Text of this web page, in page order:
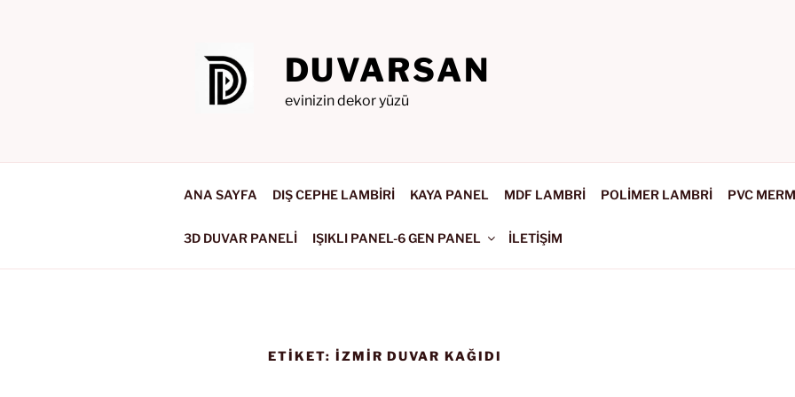
DUVARSAN
evinizin dekor yüzü
ANA SAYFA DIŞ CEPHE LAMBİRİ KAYA PANEL MDF LAMBRİ POLİMER LAMBRİ PVC
3D DUVAR PANELİ IŞIKLI PANEL-6 GEN PANEL İLETİŞİM
ETIKET: IZMIR DUVAR KAĞIDI